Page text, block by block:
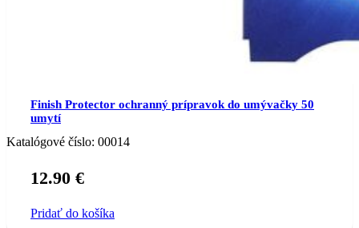
Finish Protector ochranný prípravok do umývačky 50
umytí
Katalógové číslo: 00014
12.90 €
Pridať do košíka